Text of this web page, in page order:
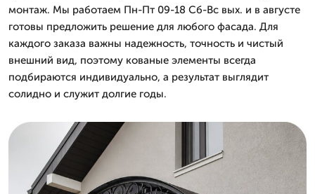
монтаж. Мы работаем Пн-Пт 09-18 Сб-Вс вых. и в августе
готовы предложить решение для любого фасада. Для
каждого заказа важны надежность, точность и чистый
внешний вид, поэтому кованые элементы всегда
подбираются индивидуально, а результат выглядит
солидно и служит долгие годы.